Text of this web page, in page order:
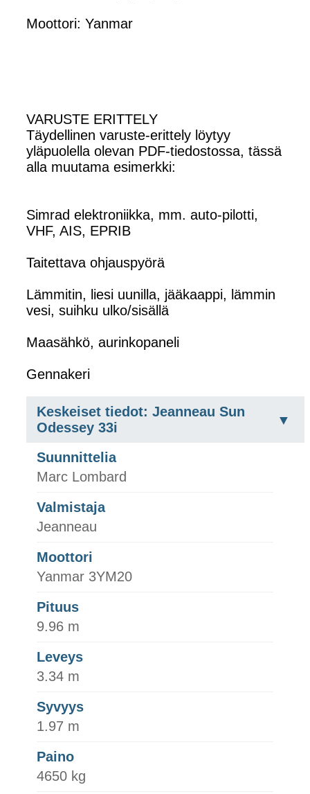
Moottori: Yanmar
VARUSTE ERITTELY
Täydellinen varuste-erittely löytyy
yläpuolella olevan PDF-tiedostossa, tässä
alla muutama esimerkki:
Simrad elektroniikka, mm. auto-pilotti,
VHF, AIS, EPRIB
Taitettava ohjauspyörä
Lämmitin, liesi uunilla, jääkaappi, lämmin
vesi, suihku ulko/sisällä
Maasähkö, aurinkopaneli
Gennakeri
Keskeiset tiedot: Jeanneau Sun
Odessey 33i
Suunnittelia
Marc Lombard
Valmistaja
Jeanneau
Moottori
Yanmar 3YM20
Pituus
9.96 m
Leveys
3.34 m
Syvyys
1.97 m
Paino
4650 kg